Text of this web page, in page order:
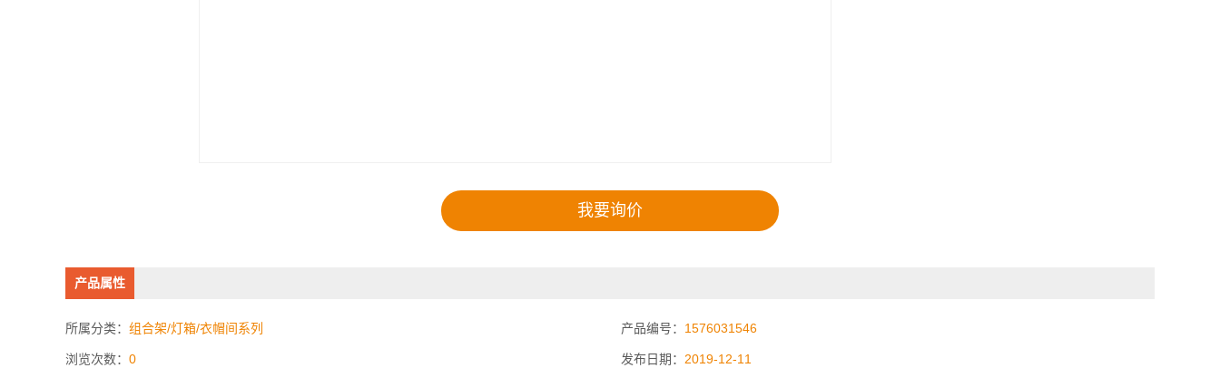
我要询价
产品属性
所属分类：组合架/灯箱/衣帽间系列 产品编号： 1576031546
浏览次数：0 发布日期： 2019-12-11